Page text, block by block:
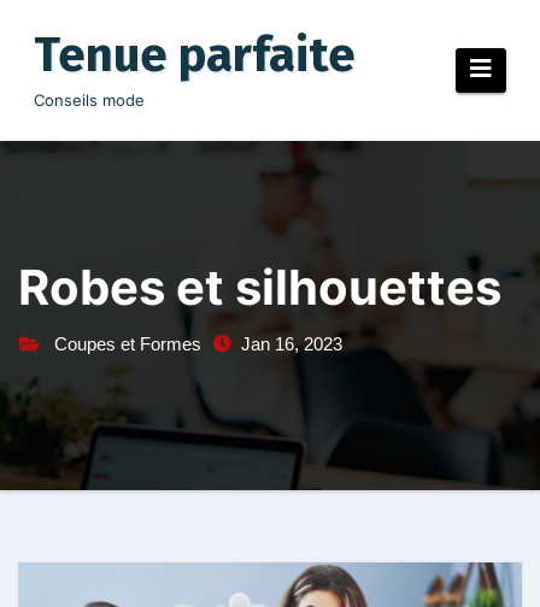
contenuTenue parfaite
Conseils mode
Robes et silhouettes
Coupes et Formes Jan 16, 2023